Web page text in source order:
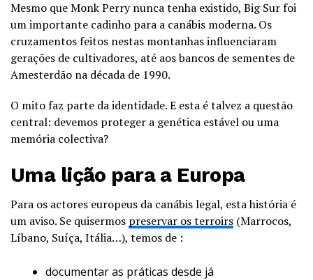
Mesmo que Monk Perry nunca tenha existido, Big Sur foi
um importante cadinho para a canábis moderna. Os
cruzamentos feitos nestas montanhas influenciaram
gerações de cultivadores, até aos bancos de sementes de
Amesterdão na década de 1990.
O mito faz parte da identidade. E esta é talvez a questão
central: devemos proteger a genética estável ou uma
memória colectiva?
Uma lição para a Europa
Para os actores europeus da canábis legal, esta história é
um aviso. Se quisermos preservar os terroirs (Marrocos,
Líbano, Suíça, Itália…), temos de :
documentar as práticas desde já